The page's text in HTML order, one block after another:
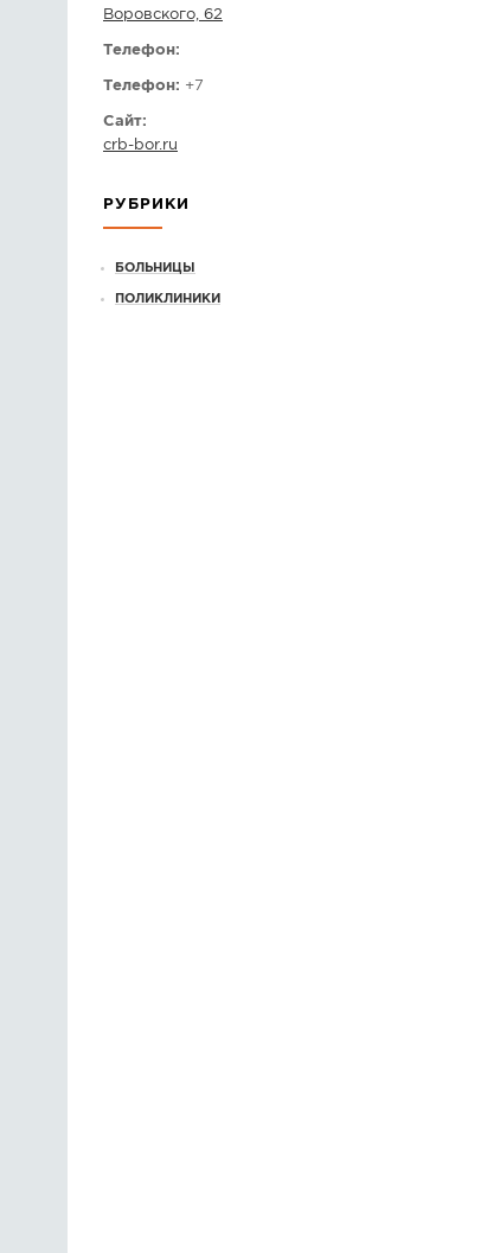
Воровского, 62
Телефон:
Телефон: +7
Сайт:
crb-bor.ru
РУБРИКИ
БОЛЬНИЦЫ
ПОЛИКЛИНИКИ